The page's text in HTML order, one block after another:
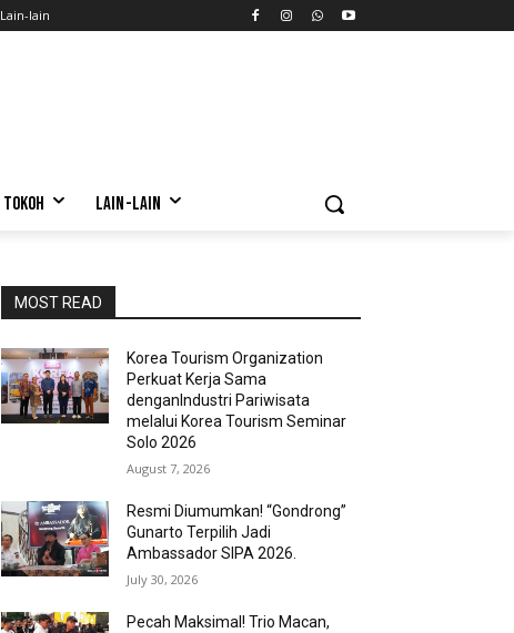
Lain-lain
TOKOH LAIN-LAIN
MOST READ
Korea Tourism Organization
Perkuat Kerja Sama
denganIndustri Pariwisata
melalui Korea Tourism Seminar
Solo 2026
August 7, 2026
Resmi Diumumkan! “Gondrong”
Gunarto Terpilih Jadi
Ambassador SIPA 2026.
July 30, 2026
Pecah Maksimal! Trio Macan,